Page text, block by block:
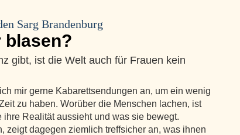
Sarg Brandenburg
blasen?
gibt, ist die Welt auch für Frauen kein
mir gerne Kabarettsendungen an, um ein wenig
zu haben. Worüber die Menschen lachen, ist
ihre Realität aussieht und was sie bewegt.
zeigt dagegen ziemlich treffsicher an, was ihnen